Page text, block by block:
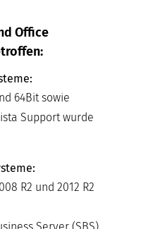
Office
64Bit sowie
Support wurde
R2 und 2012 R2